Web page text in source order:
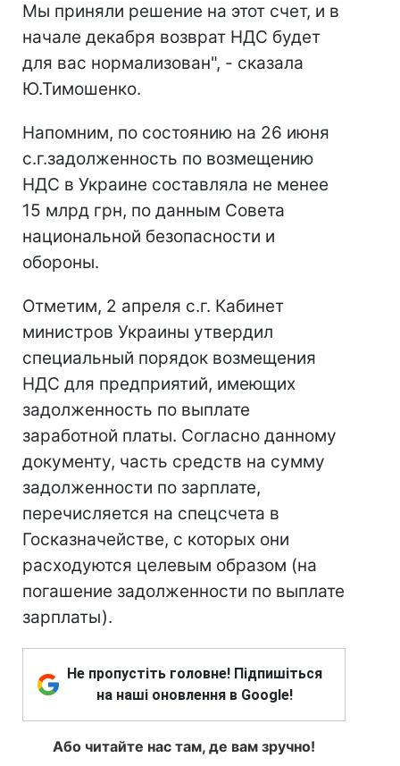
Мы приняли решение на этот счет, и в
начале декабря возврат НДС будет
для вас нормализован", - сказала
Ю.Тимошенко.
Напомним, по состоянию на 26 июня
с.г.задолженность по возмещению
НДС в Украине составляла не менее
15 млрд грн, по данным Совета
национальной безопасности и
обороны.
Отметим, 2 апреля с.г. Кабинет
министров Украины утвердил
специальный порядок возмещения
НДС для предприятий, имеющих
задолженность по выплате
заработной платы. Согласно данному
документу, часть средств на сумму
задолженности по зарплате,
перечисляется на спецсчета в
Госказначействе, с которых они
расходуются целевым образом (на
погашение задолженности по выплате
зарплаты).
Не пропустіть головне! Підпишіться
на наші оновлення в Google!
Або читайте нас там, де вам зручно!